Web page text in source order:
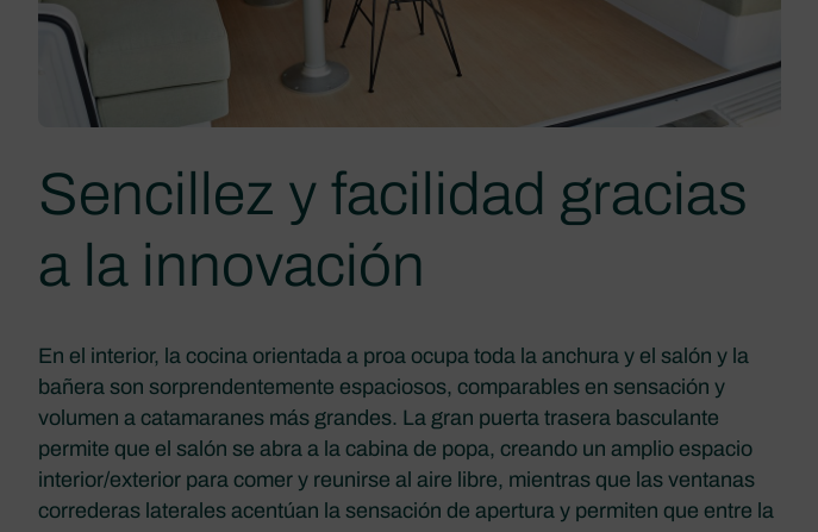
Sencillez y facilidad gracias
a la innovación
En el interior, la cocina orientada a proa ocupa toda la anchura y el salón y la
bañera son sorprendentemente espaciosos, comparables en sensación y
volumen a catamaranes más grandes. La gran puerta trasera basculante
permite que el salón se abra a la cabina de popa, creando un amplio espacio
interior/exterior para comer y reunirse al aire libre, mientras que las ventanas
correderas laterales acentúan la sensación de apertura y permiten que entre la